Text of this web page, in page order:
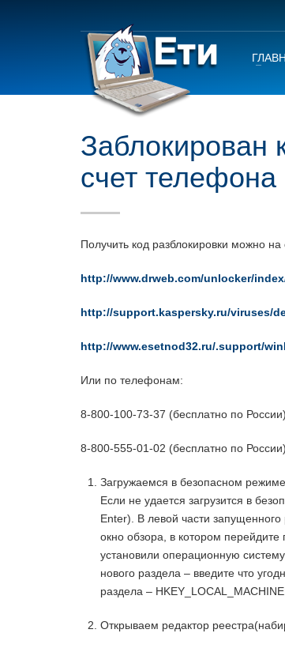
Заблокирован
счет телефона
Получить код разблокировки можно
http://www.drweb.com/unlocker/
http://support.kaspersky.ru/viruses/
http://www.esetnod32.ru/.support/
Или по телефонам:
8-800-100-73-37 (бесплатно по России)
8-800-555-01-02 (бесплатно по России)
Загружаемся в безопасном
Если не удается загрузится в
Enter). В левой части
окно обзора, в котором
установили операционную
нового раздела – введите что
раздела –
Открываем редактор